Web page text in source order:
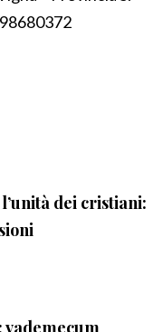
dei cristiani:
vademecum